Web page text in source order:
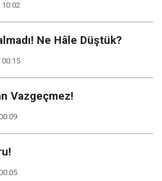
Ne Hâle Düştük?
Vazgeçmez!